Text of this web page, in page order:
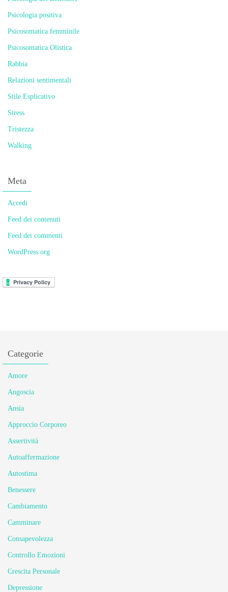
Psicologia positiva
Psicosomatica femminile
Psicosomatica Olistica
Rabbia
Relazioni sentimentali
Stile Esplicativo
Stress
Tristezza
Walking
Meta
Accedi
Feed dei contenuti
Feed dei commenti
WordPress.org
Categorie
Amore
Angoscia
Ansia
Approccio Corporeo
Assertività
Autoaffermazione
Autostima
Benessere
Cambiamento
Camminare
Consapevolezza
Controllo Emozioni
Crescita Personale
Depressione